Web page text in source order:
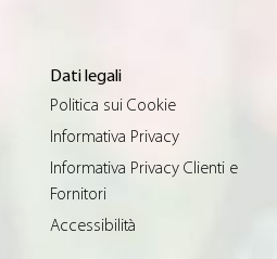
Dati legali
Politica sui Cookie
Informativa Privacy
Informativa Privacy Clienti e
Fornitori
Accessibilità